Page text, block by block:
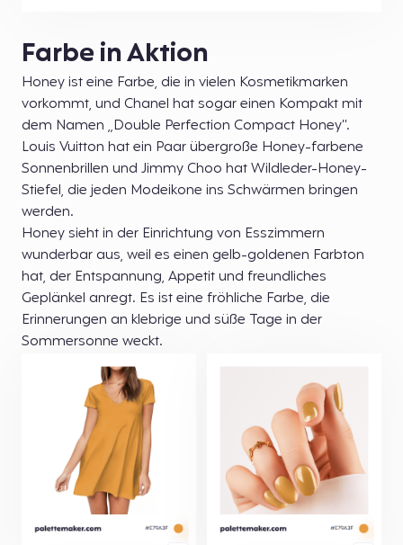
Farbe in Aktion
Honey ist eine Farbe, die in vielen Kosmetikmarken
vorkommt, und Chanel hat sogar einen Kompakt mit
dem Namen „Double Perfection Compact Honey“.
Louis Vuitton hat ein Paar übergroße Honey-farbene
Sonnenbrillen und Jimmy Choo hat Wildleder-Honey-
Stiefel, die jeden Modeikone ins Schwärmen bringen
werden.
Honey sieht in der Einrichtung von Esszimmern
wunderbar aus, weil es einen gelb-goldenen Farbton
hat, der Entspannung, Appetit und freundliches
Geplänkel anregt. Es ist eine fröhliche Farbe, die
Erinnerungen an klebrige und süße Tage in der
Sommersonne weckt.